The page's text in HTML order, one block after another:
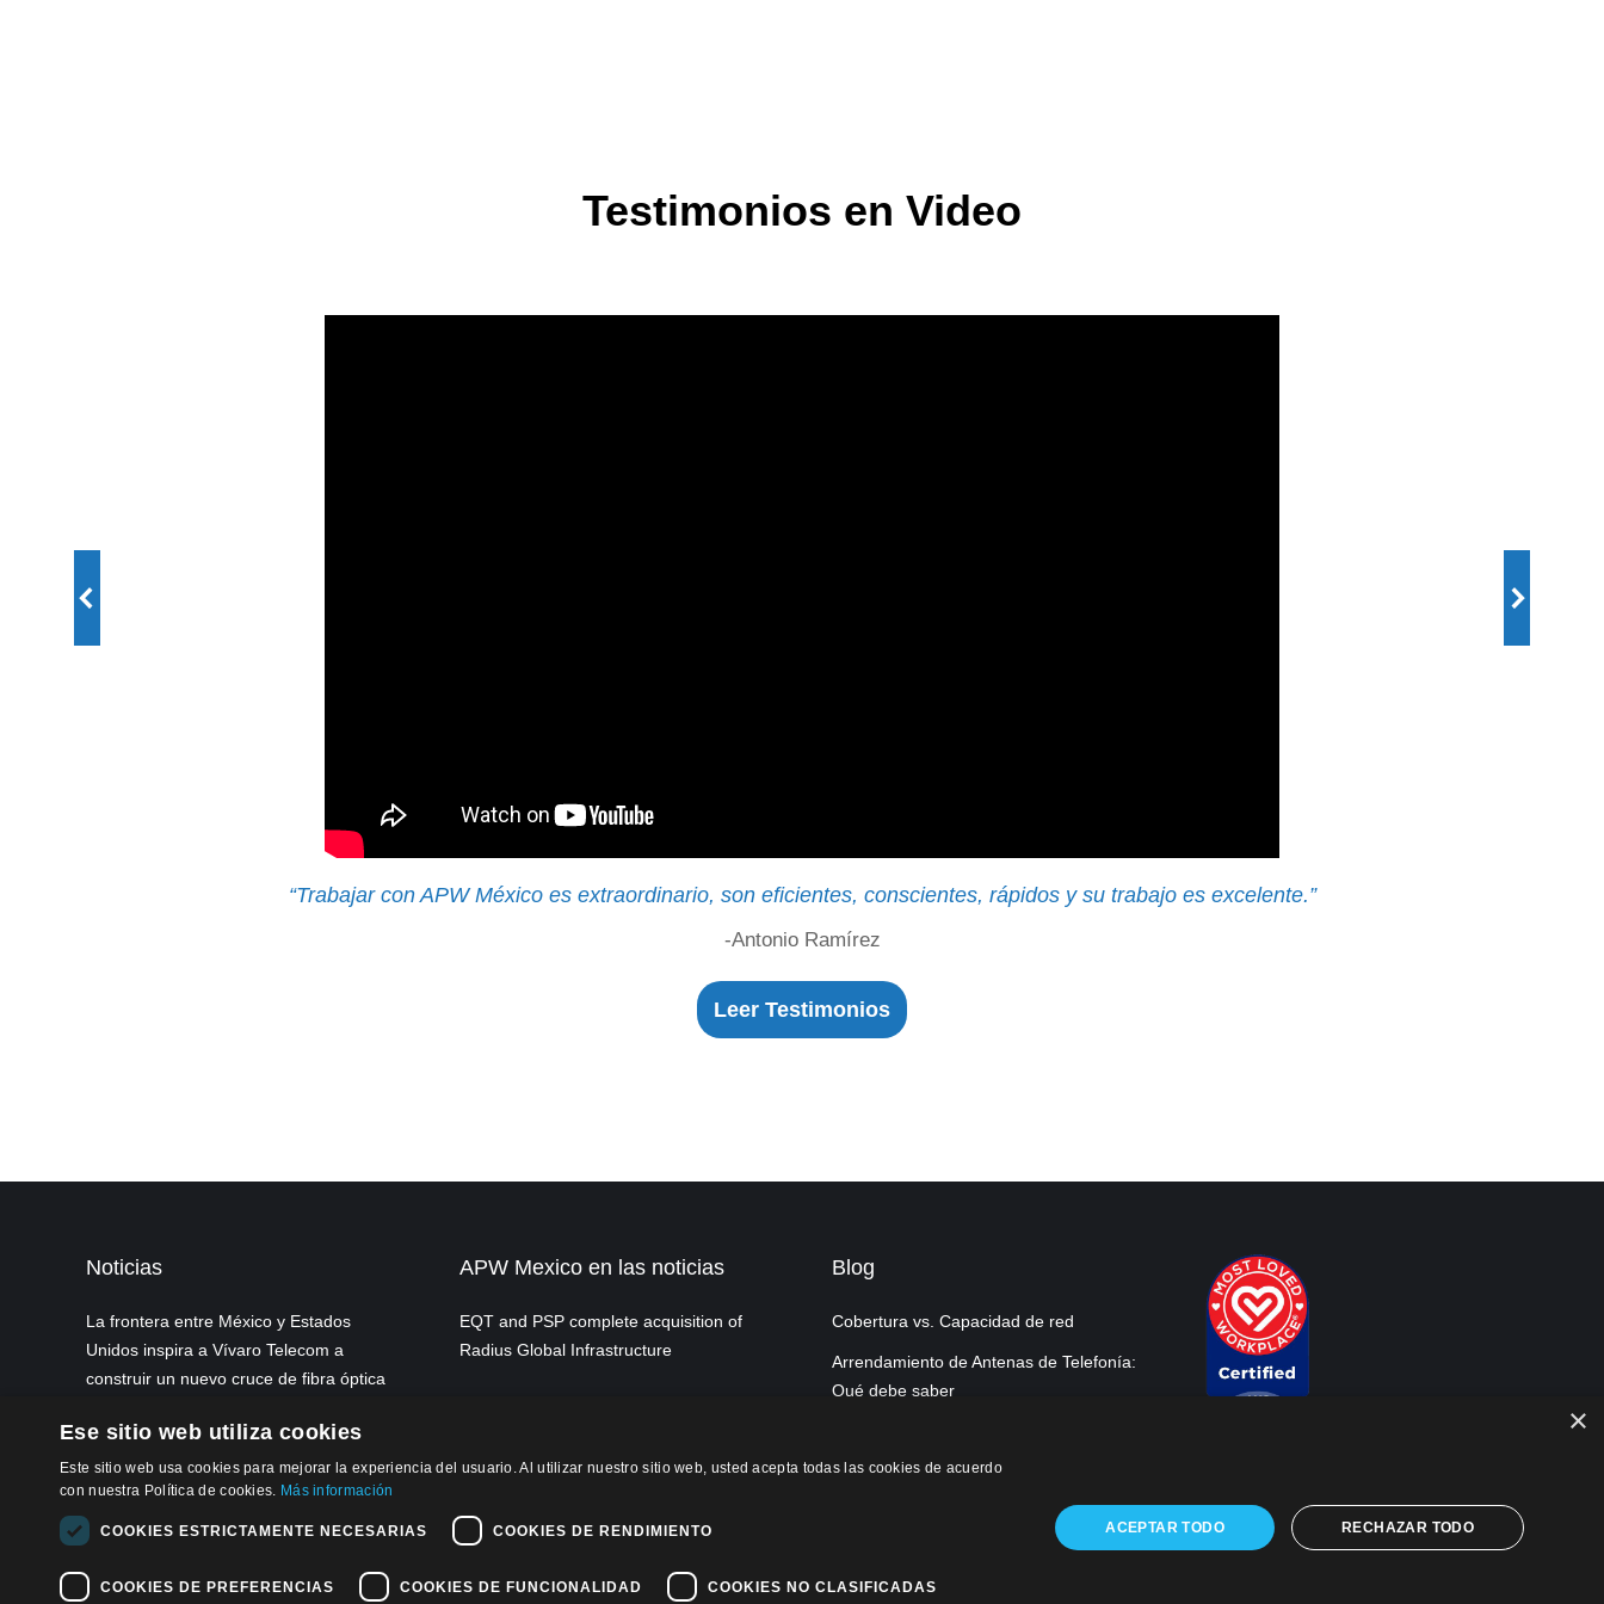
Testimonios en Video
“Trabajar con APW México es extraordinario, son eficientes, conscientes, rápidos y su trabajo es excelente.”
-Antonio Ramírez
Leer Testimonios
Noticias
La frontera entre México y Estados
Unidos inspira a Vívaro Telecom a
construir un nuevo cruce de fibra óptica
APW Mexico en las noticias
EQT and PSP complete acquisition of
Radius Global Infrastructure
Blog
Cobertura vs. Capacidad de red
Arrendamiento de Antenas de Telefonía:
Qué debe saber
© 2026, APW de México, S. de R.L. de C.V.
Politica de Cookies
×
Ese sitio web utiliza cookies
Este sitio web usa cookies para mejorar la experiencia del usuario. Al utilizar nuestro sitio web, usted acepta todas las cookies de acuerdo
con nuestra Política de cookies. Más información
COOKIES ESTRICTAMENTE NECESARIAS COOKIES DE RENDIMIENTO
COOKIES DE PREFERENCIAS COOKIES DE FUNCIONALIDAD COOKIES NO CLASIFICADAS
ACEPTAR TODO RECHAZAR TODO